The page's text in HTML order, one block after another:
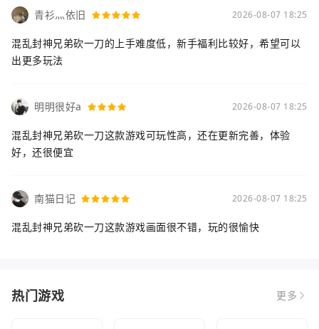
青衫灬依旧 2026-08-07 18:25
混乱封神兄弟砍一刀的上手难度低，新手福利比较好，希望可以
出更多玩法
明明很好a 2026-08-07 18:25
混乱封神兄弟砍一刀这款游戏可玩性高，还在更新完善，体验
好，还很便宜
南猫日记 2026-08-07 18:25
混乱封神兄弟砍一刀这款游戏画面很不错，玩的很愉快
热门游戏 更多